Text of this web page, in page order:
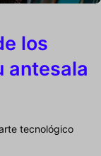
los
antesala
tecnológico